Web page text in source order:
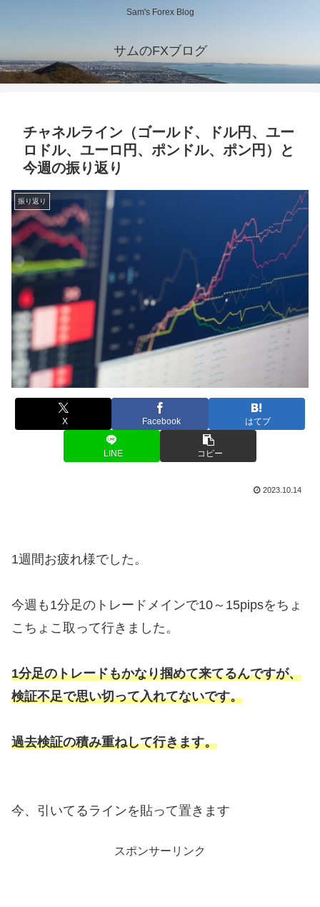
Sam's Forex Blog
サムのFXブログ
チャネルライン（ゴールド、ドル円、ユー
ロドル、ユーロ円、ポンドル、ポン円）と
今週の振り返り
振り返り
X Facebook はてブ
LINE コピー
2023.10.14
1週間お疲れ様でした。
今週も1分足のトレードメインで10～15pipsをちょ
こちょこ取って行きました。
1分足のトレードもかなり掴めて来てるんですが、
検証不足で思い切って入れてないです。
過去検証の積み重ねして行きます。
今、引いてるラインを貼って置きます
スポンサーリンク